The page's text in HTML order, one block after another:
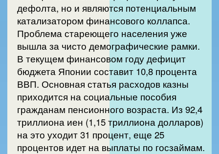
дефолта, но и являются потенциальным
катализатором финансового коллапса.
Проблема стареющего населения уже
вышла за чисто демографические рамки.
В текущем финансовом году дефицит
бюджета Японии составит 10,8 процента
ВВП. Основная статья расходов казны
приходится на социальные пособия
гражданам пенсионного возраста. Из 92,4
триллиона иен (1,15 триллиона долларов)
на это уходит 31 процент, еще 25
процентов идет на выплаты по госзаймам.